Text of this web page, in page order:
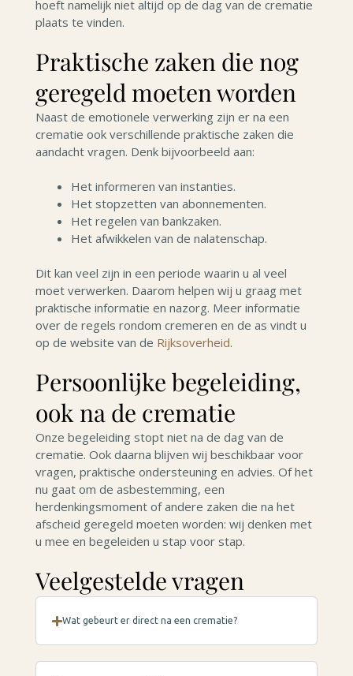
hoeft namelijk niet altijd op de dag van de crematie
plaats te vinden.
Praktische zaken die nog
geregeld moeten worden
Naast de emotionele verwerking zijn er na een
crematie ook verschillende praktische zaken die
aandacht vragen. Denk bijvoorbeeld aan:
Het informeren van instanties.
Het stopzetten van abonnementen.
Het regelen van bankzaken.
Het afwikkelen van de nalatenschap.
Dit kan veel zijn in een periode waarin u al veel
moet verwerken. Daarom helpen wij u graag met
praktische informatie en nazorg. Meer informatie
over de regels rondom cremeren en de as vindt u
op de website van de Rijksoverheid.
Persoonlijke begeleiding,
ook na de crematie
Onze begeleiding stopt niet na de dag van de
crematie. Ook daarna blijven wij beschikbaar voor
vragen, praktische ondersteuning en advies. Of het
nu gaat om de asbestemming, een
herdenkingsmoment of andere zaken die na het
afscheid geregeld moeten worden: wij denken met
u mee en begeleiden u stap voor stap.
Veelgestelde vragen
Wat gebeurt er direct na een crematie?